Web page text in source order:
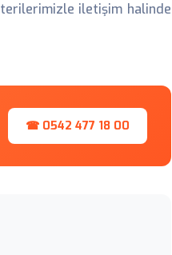
iletişim halinde
☎ 0542 477 18 00